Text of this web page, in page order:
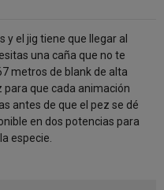
el jig tiene que llegar al
una caña que no te
metros de blank de alta
que cada animación
antes de que el pez se dé
en dos potencias para
especie.